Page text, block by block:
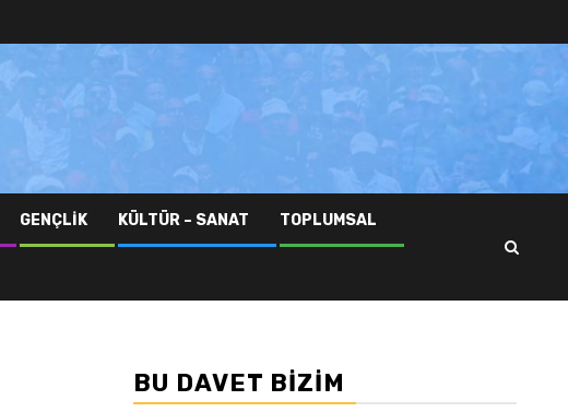
GENÇLIK KÜLTÜR – SANAT TOPLUMSAL
BU DAVET BIZIM